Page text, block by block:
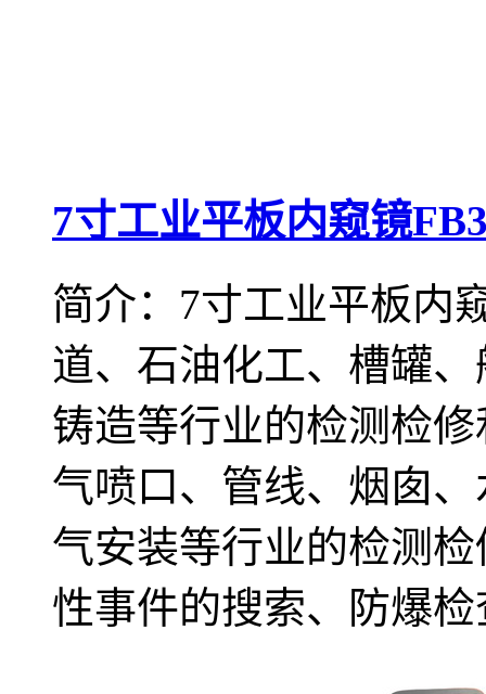
7寸工业平板内窥镜
简介：7寸工业平板内
道、石油化工、槽罐
铸造等行业的检测检
气喷口、管线、烟囱
气安装等行业的检测
性事件的搜索、防爆